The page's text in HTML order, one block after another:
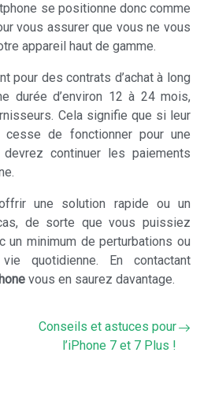
se positionne donc comme
vous assurer que vous ne vous
appareil haut de gamme.
pour des contrats d’achat à long
durée d’environ 12 à 24 mois,
Cela signifie que si leur
de fonctionner pour une
continuer les paiements
une solution rapide ou un
de sorte que vous puissiez
un minimum de perturbations ou
quotidienne. En contactant
vous en saurez davantage.
Conseils et astuces pour
l’iPhone 7 et 7 Plus !